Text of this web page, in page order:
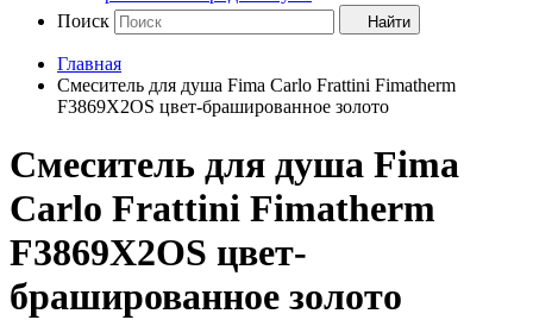
Поиск
Найти
Главная
Смеситель для душа Fima Carlo Frattini Fimatherm
F3869X2OS цвет-брашированное золото
Смеситель для душа Fima
Carlo Frattini Fimatherm
F3869X2OS цвет-
брашированное золото